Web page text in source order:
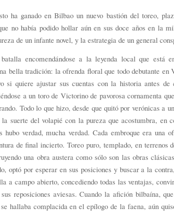
ha ganado en Bilbao un nuevo bastión del toreo,
no había podido hollar aún en sus doce años en la
de un infante novel, y la estrategia de un general
encomendándose a la leyenda local que está
bella tradición: la ofrenda floral que todo debutante
si quiere ajustar sus cuentas con la historia antes
a un toro de Victorino de pavorosa cornamenta
Todo lo que hizo, desde que quitó por verónicas a
la suerte del volapié con la pureza que acostumbra, en
hubo verdad, mucha verdad. Cada embroque era una
de final incierto. Toreo puro, templado, en terrenos
una obra austera como sólo son las obras
optó por esperar en sus posiciones y buscar a la
a campo abierto, concediendo todas las ventajas,
reposiciones aviesas. Cuando la afición bilbaína,
hallaba complacida en el epílogo de la faena, aún